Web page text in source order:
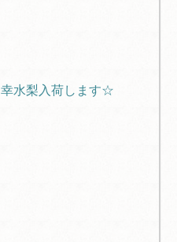
幸水梨入荷します☆